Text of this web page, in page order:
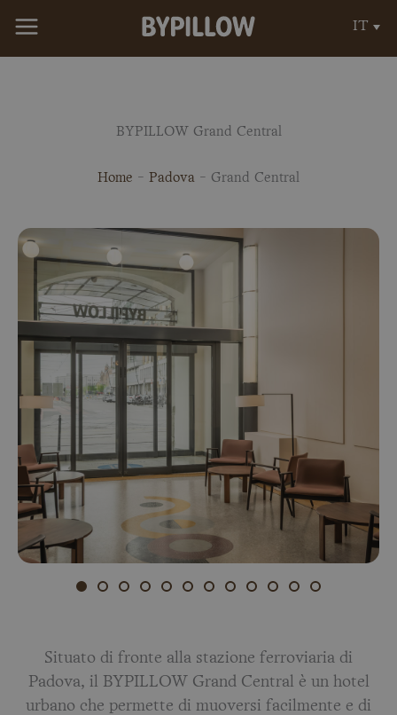
IT
BYPILLOW Grand Central
Home - Padova - Grand Central
Situato di fronte alla stazione ferroviaria di
Padova, il BYPILLOW Grand Central è un hotel
urbano che permette di muoversi facilmente e di